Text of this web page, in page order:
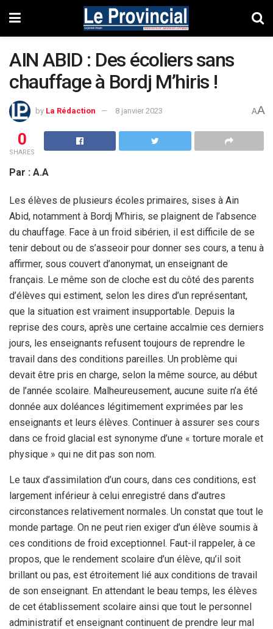
AIN ABID : Des écoliers sans
chauffage à Bordj M’hiris !
by La Rédaction 8 janvier 2023 AA
0
SHARES
Par : A.A
Les élèves de plusieurs écoles primaires, sises à Ain
Abid, notamment à Bordj M’hiris, se plaignent de l’absence
du chauffage. Face à un froid sibérien, il est difficile de se
tenir debout ou de s’asseoir pour donner ses cours, a tenu à
affirmer, sous couvert d’anonymat, un enseignant de
français. Le même son de cloche est du côté des parents
d’élèves qui estiment, selon les dires d’un représentant,
que la situation est vraiment insupportable. Depuis la
reprise des cours, après une certaine accalmie ces derniers
jours, les enseignants refusent toujours de reprendre le
travail dans des conditions pareilles. Un problème qui
devait être pris en charge, selon la même source, au début
de l’année scolaire. Malheureusement, aucune suite n’a été
donnée aux doléances légitimement exprimées par les
enseignants et leurs élèves. Continuer à assurer ses cours
dans ce froid glacial est synonyme d’une « torture morale et
physique » qui ne dit pas son nom.
Le taux d’assimilation d’un cours, dans ces conditions, est
largement inférieur à celui enregistré dans d’autres
circonstances relativement normales. Un constat que tout le
monde partage. On ne peut rien exiger d’un élève soumis à
ces conditions de froid exceptionnel. Faut-il rappeler, à ce
propos, que le rendement scolaire d’un élève, qu’il soit
brillant ou pas, est étroitement lié aux conditions de travail
de son enseignant. En attendant le beau temps, les élèves
de cet établissement scolaire ainsi que tout le personnel
administratif et enseignant continuent de prendre leur mal